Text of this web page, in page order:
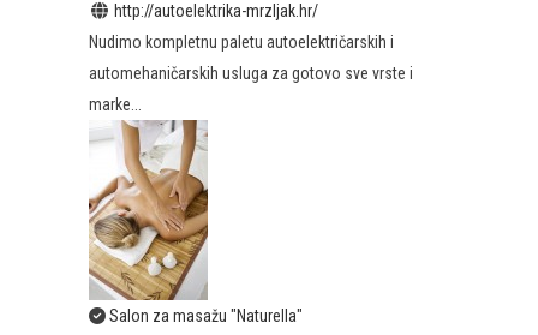
http://autoelektrika-mrzljak.hr/
Nudimo kompletnu paletu autoelektričarskih i
automehaničarskih usluga za gotovo sve vrste i
marke...
Salon za masažu "Naturella"